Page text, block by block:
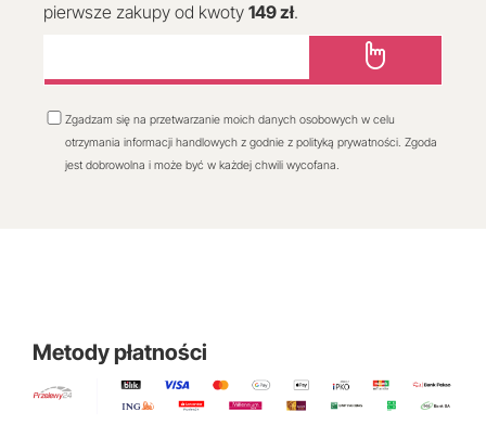
pierwsze zakupy od kwoty 149 zł.
Zgadzam się na przetwarzanie moich danych osobowych w celu
otrzymania informacji handlowych z godnie z polityką prywatności. Zgoda
jest dobrowolna i może być w każdej chwili wycofana.
Metody płatności